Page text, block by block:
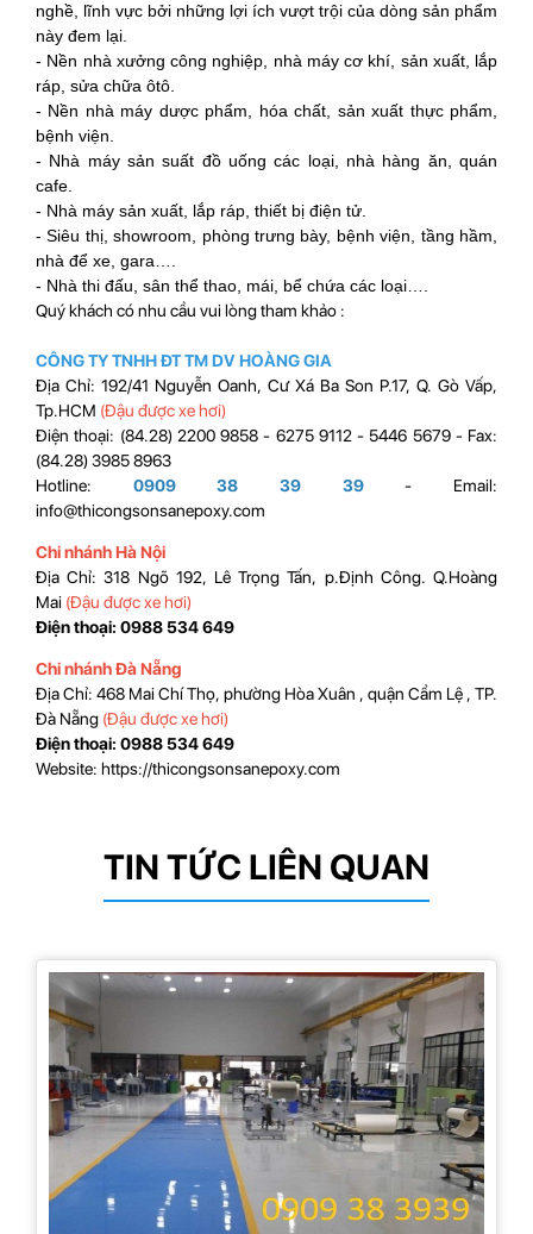
nghề, lĩnh vực bởi những lợi ích vượt trội của dòng sản phẩm
này đem lại.
- Nền nhà xưởng công nghiệp, nhà máy cơ khí, sản xuất, lắp
ráp, sửa chữa ôtô.
- Nền nhà máy dược phẩm, hóa chất, sản xuất thực phẩm,
bệnh viện.
- Nhà máy sản suất đồ uống các loại, nhà hàng ăn, quán
cafe.
- Nhà máy sản xuất, lắp ráp, thiết bị điện tử.
- Siêu thị, showroom, phòng trưng bày, bệnh viện, tầng hầm,
nhà để xe, gara….
- Nhà thi đấu, sân thể thao, mái, bể chứa các loại….
Quý khách có nhu cầu vui lòng tham khảo :
CÔNG TY TNHH ĐT TM DV HOÀNG GIA
Địa Chỉ: 192/41 Nguyễn Oanh, Cư Xá Ba Son P.17, Q. Gò Vấp,
Tp.HCM (Đậu được xe hơi)
Điện thoại: (84.28) 2200 9858 - 6275 9112 - 5446 5679 - Fax:
(84.28) 3985 8963
Hotline:
0909 38 39 39
- Email:
info@thicongsonsanepoxy.com
Chi nhánh Hà Nội
Địa Chỉ: 318 Ngõ 192, Lê Trọng Tấn, p.Định Công. Q.Hoàng
Mai (Đậu được xe hơi)
Điện thoại: 0988 534 649
Chi nhánh Đà Nẵng
Địa Chỉ: 468 Mai Chí Thọ, phường Hòa Xuân , quận Cẩm Lệ , TP.
Đà Nẵng (Đậu được xe hơi)
Điện thoại: 0988 534 649
Website: https://thicongsonsanepoxy.com
TIN TỨC LIÊN QUAN